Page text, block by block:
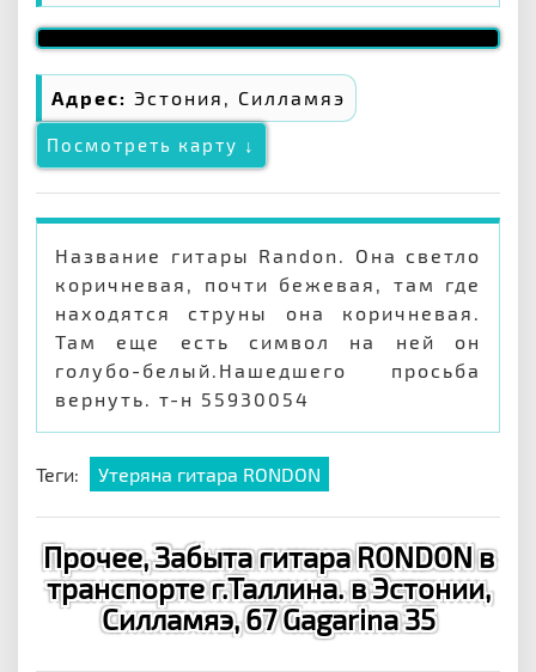
Адрес: Эстония, Силламяэ
Посмотреть карту ↓
Название гитары Randon. Она светло
коричневая, почти бежевая, там где
находятся струны она коричневая.
Там еще есть символ на ней он
голубо-белый.Нашедшего просьба
вернуть. т-н 55930054
Теги: Утеряна гитара RONDON
Прочее, Забыта гитара RONDON в
транспорте г.Таллина. в Эстонии,
Силламяэ, 67 Gagarina 35